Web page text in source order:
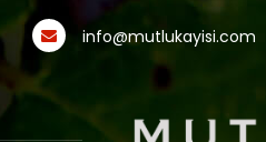
info@mutlukayisi.com